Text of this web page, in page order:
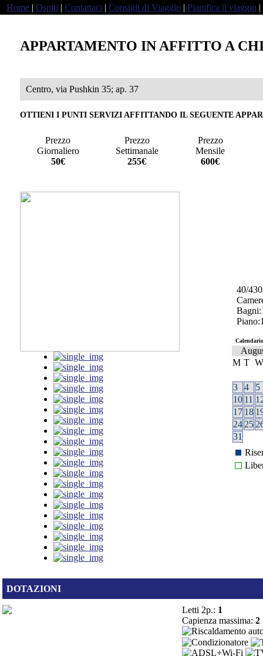
Home | Ospiti | Contattaci | Consigli di Viaggio | Pianifica il viaggio |
APPARTAMENTO IN AFFITTO A
Centro, via Pushkin 35; ap. 37
OTTIENI I PUNTI SERVIZI AFFITTANDO IL SEGUENTE
Prezzo
Giornaliero
50€
Prezzo
Settimanale
255€
Prezzo
Mensile
600€
40/
M T W
3 4
5
10 11
17 18
24 25
31
DOTAZIONI
Letti 2p.: 1
Capienza massima: 2